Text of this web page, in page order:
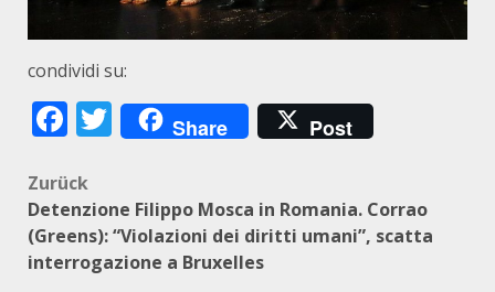
condividi su:
Facebook
Twitter
Share Post
Beitragsnavigation
Zurück
Detenzione Filippo Mosca in Romania. Corrao
(Greens): “Violazioni dei diritti umani”, scatta
interrogazione a Bruxelles